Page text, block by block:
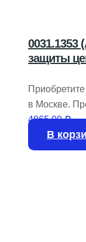
0031.1353
защиты
в Москве.
В наличии 26
4865,00₽
В